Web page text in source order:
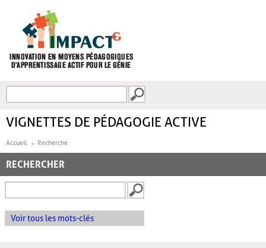
FORMULAIRE DE
VIGNETTES DE PÉDAGOGIE ACTIVE
Accueil Recherche
RECHERCHER
Voir tous les mots-clés